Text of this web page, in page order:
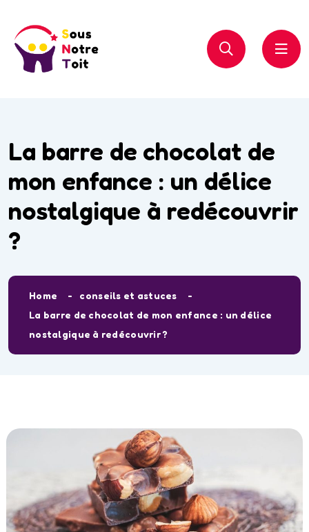
La barre de chocolat de
mon enfance : un délice
nostalgique à redécouvrir
?
Home
conseils et astuces
La barre de chocolat de mon enfance : un délice
nostalgique à redécouvrir ?